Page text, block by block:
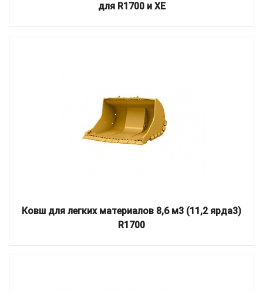
для R1700 и XE
Ковш для легких материалов 8,6 м3 (11,2 ярда3)
R1700